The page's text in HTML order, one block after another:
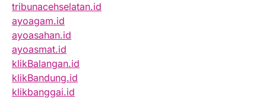
tribunacehselatan.id
ayoagam.id
ayoasahan.id
ayoasmat.id
klikBalangan.id
klikBandung.id
klikbanggai.id